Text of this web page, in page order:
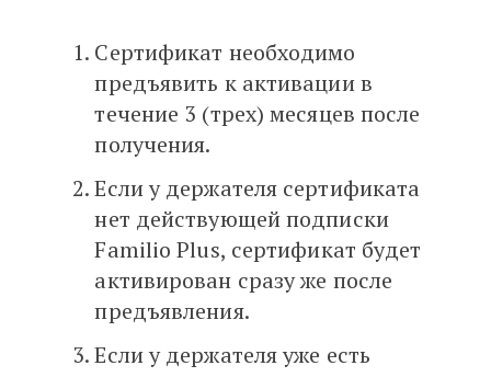
Сертификат необходимо
предъявить к активации в
течение 3 (трех) месяцев после
получения.
Если у держателя сертификата
нет действующей подписки
Familio Plus, сертификат будет
активирован сразу же после
предъявления.
Если у держателя уже есть